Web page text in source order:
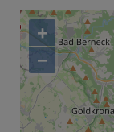
+
−